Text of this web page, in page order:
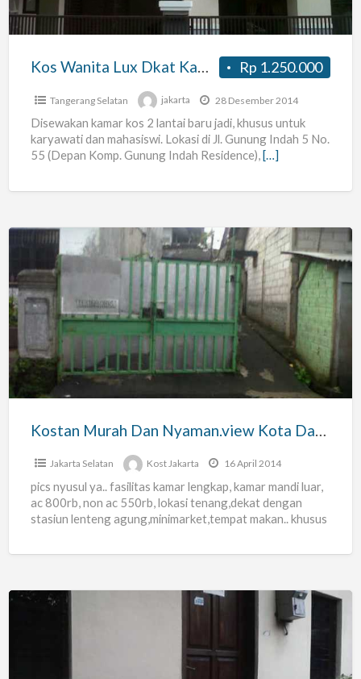
Umj
Dan
Cirendeu
Ciputat
Rp 1.250.000
Kos Wanita Lux Dkat Kampus Umj Dan Uin Cirendeu Ciputat
Tangerang Selatan jakarta 28 Desember 2014
Disewakan kamar kos 2 lantai baru jadi, khusus untuk
karyawati dan mahasiswi. Lokasi di Jl. Gunung Indah 5 No.
55 (Depan Komp. Gunung Indah Residence), […]
Kostan
Murah
Dan
Nyaman.view
Kota
Dan
Pegunungan
Kostan Murah Dan Nyaman.view Kota Dan Pegunungan
Jakarta Selatan Kost Jakarta 16 April 2014
pics nyusul ya.. fasilitas kamar lengkap, kamar mandi luar,
ac 800rb, non ac 550rb, lokasi tenang,dekat dengan
stasiun lenteng agung,minimarket,tempat makan.. khusus